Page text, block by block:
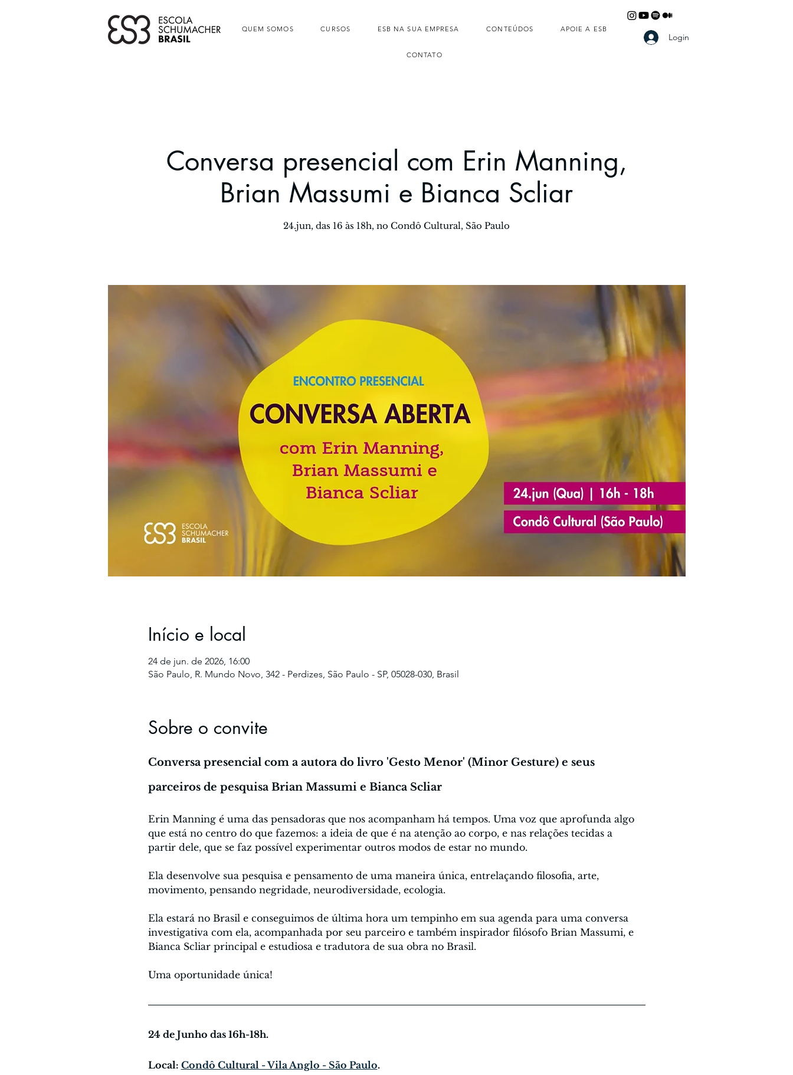
QUEM SOMOS CURSOS ESB NA SUA EMPRESA CONTEÚDOS APOIE A ESB
CONTATO
Login
Conversa presencial com Erin Manning,
Brian Massumi e Bianca Scliar
24.jun, das 16 às 18h, no Condô Cultural, São Paulo
Início e local
24 de jun. de 2026, 16:00
São Paulo, R. Mundo Novo, 342 - Perdizes, São Paulo - SP, 05028-030, Brasil
Sobre o convite
Conversa presencial com a autora do livro 'Gesto Menor' (Minor Gesture) e seus
parceiros de pesquisa Brian Massumi e Bianca Scliar
Erin Manning é uma das pensadoras que nos acompanham há tempos. Uma voz que aprofunda algo
que está no centro do que fazemos: a ideia de que é na atenção ao corpo, e nas relações tecidas a
partir dele, que se faz possível experimentar outros modos de estar no mundo.
Ela desenvolve sua pesquisa e pensamento de uma maneira única, entrelaçando filosofia, arte,
movimento, pensando negridade, neurodiversidade, ecologia.
Ela estará no Brasil e conseguimos de última hora um tempinho em sua agenda para uma conversa
investigativa com ela, acompanhada por seu parceiro e também inspirador filósofo Brian Massumi, e
Bianca Scliar principal e estudiosa e tradutora de sua obra no Brasil.
Uma oportunidade única!
24 de Junho das 16h-18h.
Local: Condô Cultural - Vila Anglo - São Paulo.